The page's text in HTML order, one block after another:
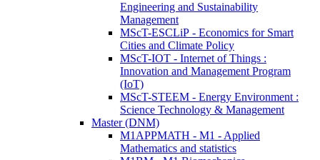
Engineering and Sustainability
Management
MScT-ESCLiP - Economics for Smart
Cities and Climate Policy
MScT-IOT - Internet of Things :
Innovation and Management Program
(IoT)
MScT-STEEM - Energy Environment :
Science Technology & Management
Master (DNM)
M1APPMATH - M1 - Applied
Mathematics and statistics